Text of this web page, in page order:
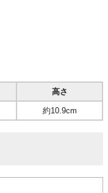
高さ
約10.9cm